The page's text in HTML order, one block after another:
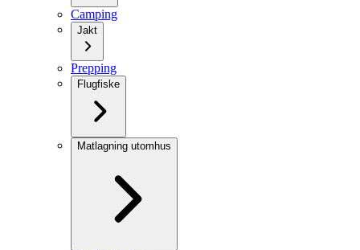
Camping
Jakt
Prepping
Flugfiske
Matlagning utomhus